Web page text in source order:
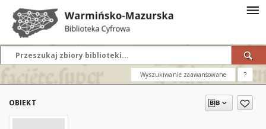
Wyszukiwanie zaawansowane ?
OBIEKT